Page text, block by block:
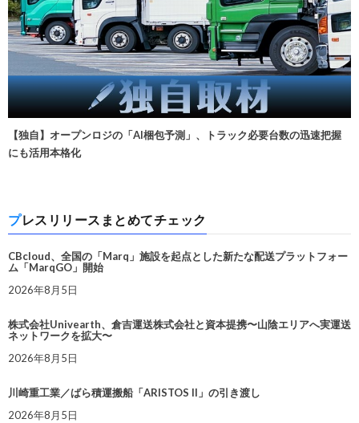
【独自】オープンロジの「AI梱包予測」、トラック必要台数の迅速把握
にも活用本格化
プレスリリースまとめてチェック
CBcloud、全国の「Marq」施設を起点とした新たな配送プラットフォー
ム「MarqGO」開始
2026年8月5日
株式会社Univearth、倉吉運送株式会社と資本提携〜山陰エリアへ実運送
ネットワークを拡大〜
2026年8月5日
川崎重工業／ばら積運搬船「ARISTOS II」の引き渡し
2026年8月5日